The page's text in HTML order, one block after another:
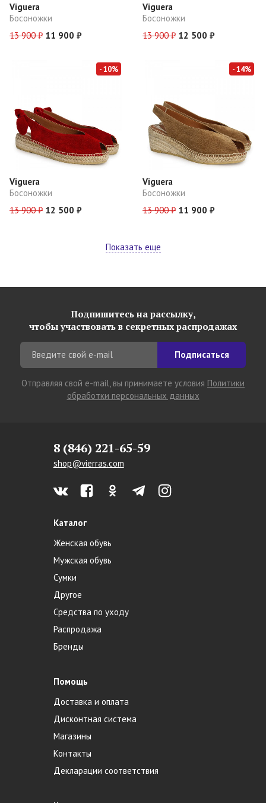
Viguera
Босоножки
13 900 ₽ 11 900 ₽
Viguera
Босоножки
13 900 ₽ 12 500 ₽
- 10%
Viguera
Босоножки
13 900 ₽ 12 500 ₽
- 14%
Viguera
Босоножки
13 900 ₽ 11 900 ₽
Показать еще
Подпишитесь на рассылку,
чтобы участвовать в секретных распродажах
Подписаться
Отправляя свой e-mail, вы принимаете условия Политики
обработки персональных данных
8 (846) 221-65-59
shop@vierras.com
Каталог
Женская обувь
Мужская обувь
Сумки
Другое
Средства по уходу
Распродажа
Бренды
Помощь
Доставка и оплата
Дисконтная система
Магазины
Контакты
Декларации соответствия